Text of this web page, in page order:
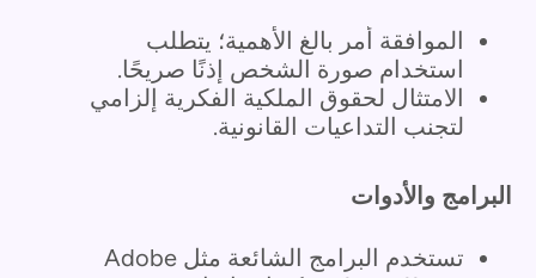
الموافقة أمر بالغ الأهمية؛ يتطلب
استخدام صورة الشخص إذنًا صريحًا.
الامتثال لحقوق الملكية الفكرية إلزامي
لتجنب التداعيات القانونية.
البرامج والأدوات
تستخدم البرامج الشائعة مثل Adobe